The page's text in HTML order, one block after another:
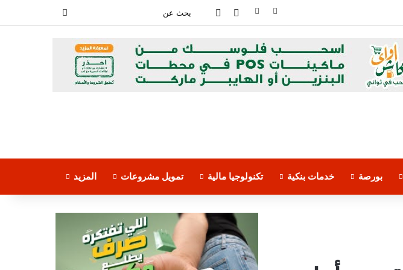
فيسبوك‫YouTube
بورصة خدمات بنكية تكنولوجيا مالية تمويل مشروعات المزيد